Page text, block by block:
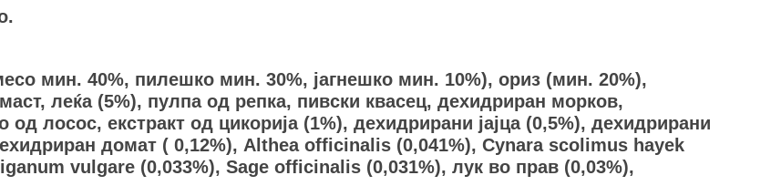
мин. 40%, пилешко мин. 30%, јагнешко мин. 10%), ориз (мин. 20%),
леќа (5%), пулпа од репка, пивски квасец, дехидриран морков,
лосос, екстракт од цикорија (1%), дехидрирани јајца (0,5%), дехидрирани
домат ( 0,12%), Althea officinalis (0,041%), Cynara scolimus hayek
vulgare (0,033%), Sage officinalis (0,031%), лук во прав (0,03%),